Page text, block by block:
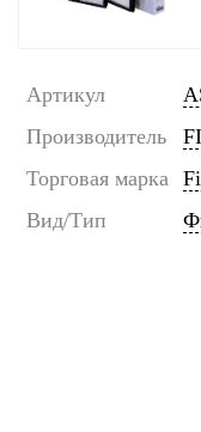
Артикул
Производитель
Торговая марка
Вид/Тип